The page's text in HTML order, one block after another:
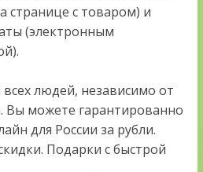
странице с товаром) и
(электронным
всех людей, независимо от
Вы можете гарантированно
для России за рубли.
Подарки с быстрой